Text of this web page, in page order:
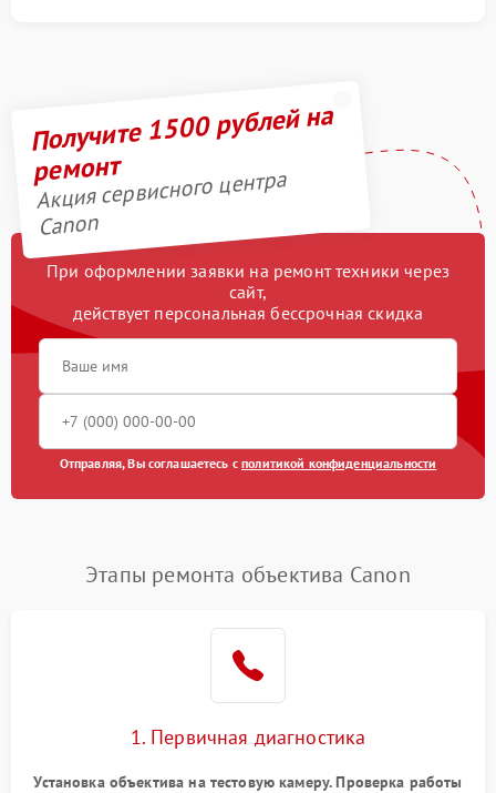
Получите 1500 рублей на
ремонт
Акция сервисного центра
Canon
При оформлении заявки на ремонт техники через
сайт,
действует персональная бессрочная скидка
Отправляя, Вы соглашаетесь сполитикой конфиденциальности
Этапы ремонта объектива Canon
1. Первичная диагностика
Установка объектива на тестовую камеру. Проверка работы